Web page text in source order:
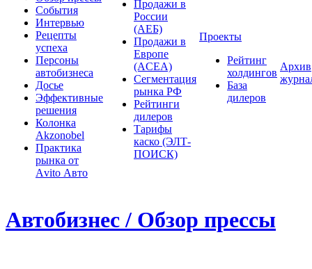
События
Интервью
Рецепты
успеха
Персоны
автобизнеса
Досье
Эффективные
решения
Колонка
Akzonobel
Практика
рынка от
Аvito Авто
Продажи в
России
(АЕБ)
Продажи в
Европе
(ACEA)
Сегментация
рынка РФ
Рейтинги
дилеров
Тарифы
каско (ЭЛТ-
ПОИСК)
Проекты
Рейтинг
холдингов
База
дилеров
Архив
Автобизнес / Обзор прессы